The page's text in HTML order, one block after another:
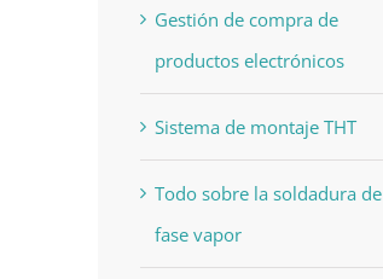
Gestión de compra de
productos electrónicos
Sistema de montaje THT
Todo sobre la soldadura de
fase vapor